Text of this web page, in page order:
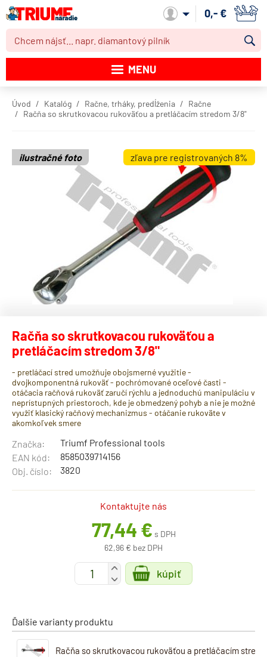
Môj účet
0,- €
MENU
Akcie
Obchodné podmienky
Dodacie podmienky
Kontakt
Úvod Katalóg Račne, trháky, predĺženia
Račne
Račňa so skrutkovacou rukoväťou a pretláčacím stredom 3/8"
zľava pre registrovaných 8%
ilustračné foto
Račňa so skrutkovacou rukoväťou a
pretláčacím stredom 3/8"
- pretláčací stred umožňuje obojsmerné využitie -
dvojkomponentná rukoväť - pochrómované oceľové časti -
otáčacia račňová rukoväť zaručí rýchlu a jednoduchú manipuláciu v
neprístupných priestoroch, kde je obmedzený pohyb a nie je možné
využiť klasický račňový mechanizmus - otáčanie rukoväte v
akomkoľvek smere
Značka:
Triumf Professional tools
EAN kód:
8585039714156
Obj. číslo:
3820
Kontaktujte nás
77,44 € s DPH
62,96 € bez DPH
+
-
kúpiť
Ďalšie varianty produktu
Račňa so skrutkovacou rukoväťou a pretláčacím